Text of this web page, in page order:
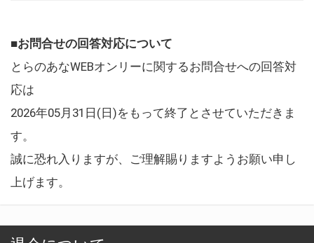
■お問合せの回答対応について
とらのあなWEBオンリーに関するお問合せへの回答対
応は
2026年05月31日(日)をもって終了とさせていただきま
す。
誠に恐れ入りますが、ご理解賜りますようお願い申し
上げます。